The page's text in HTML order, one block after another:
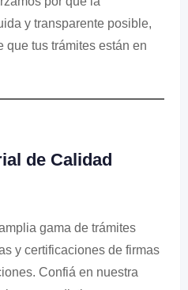
y transparente posible,
que tus trámites están en
de Calidad
gama de trámites
y certificaciones de firmas
Confiá en nuestra